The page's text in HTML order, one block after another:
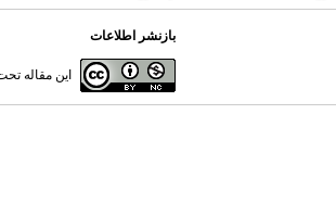
بازنشر اطلاعات
این مقاله